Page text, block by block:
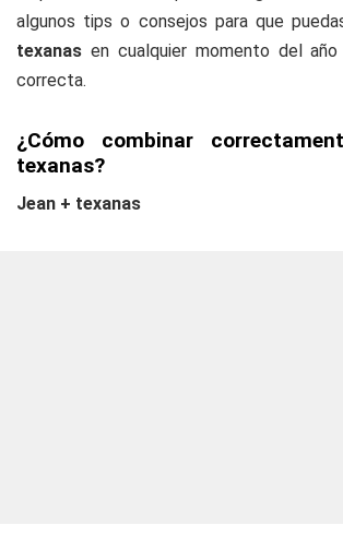
algunos tips o consejos para que
texanas en cualquier momento del
correcta.
¿Cómo combinar
texanas?
Jean + texanas